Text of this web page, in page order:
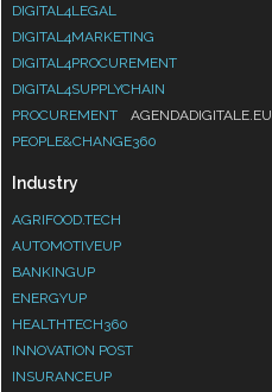
DIGITAL4LEGAL
DIGITAL4MARKETING
DIGITAL4PROCUREMENT
DIGITAL4SUPPLYCHAIN
PROCUREMENT
AGENDADIGITALE.EU
PEOPLE&CHANGE360
Industry
AGRIFOOD.TECH
AUTOMOTIVEUP
BANKINGUP
ENERGYUP
HEALTHTECH360
INNOVATION POST
INSURANCEUP